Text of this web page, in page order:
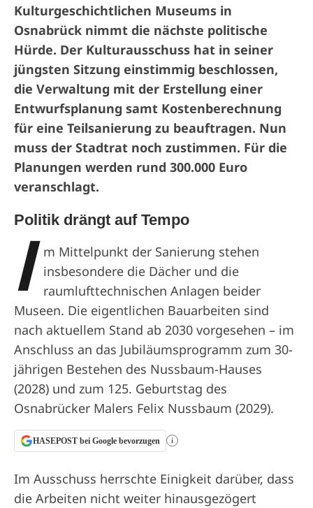
Kulturgeschichtlichen Museums in
Osnabrück nimmt die nächste politische
Hürde. Der Kulturausschuss hat in seiner
jüngsten Sitzung einstimmig beschlossen,
die Verwaltung mit der Erstellung einer
Entwurfsplanung samt Kostenberechnung
für eine Teilsanierung zu beauftragen. Nun
muss der Stadtrat noch zustimmen. Für die
Planungen werden rund 300.000 Euro
veranschlagt.
Politik drängt auf Tempo
I
m Mittelpunkt der Sanierung stehen
insbesondere die Dächer und die
raumlufttechnischen Anlagen beider
Museen. Die eigentlichen Bauarbeiten sind
nach aktuellem Stand ab 2030 vorgesehen – im
Anschluss an das Jubiläumsprogramm zum 30-
jährigen Bestehen des Nussbaum-Hauses
(2028) und zum 125. Geburtstag des
Osnabrücker Malers Felix Nussbaum (2029).
HASEPOST bei Google bevorzugen i
Im Ausschuss herrschte Einigkeit darüber, dass
die Arbeiten nicht weiter hinausgezögert